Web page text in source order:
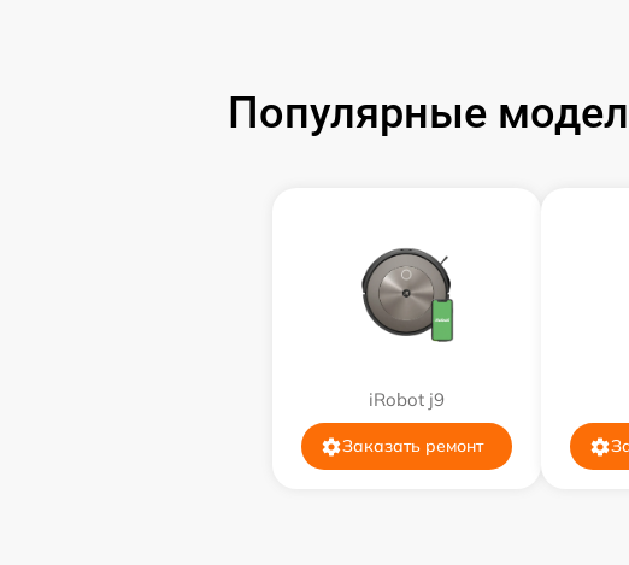
Популярные
iRobot j9
Заказать ремонт